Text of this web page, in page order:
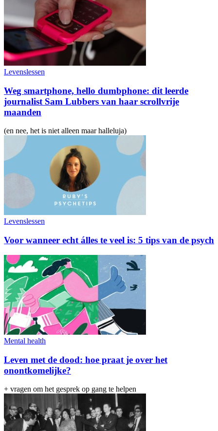
Levenslessen
Weg smartphone, hello dumbphone: dit leerde
journalist Sam Lubbers van haar scrollvrije
maanden
(en nee, het is niet alleen maar halleluja)
Levenslessen
Voor wanneer echt álles te veel is: 5 tips van de psych
Mental health
Leven met de dood: hoe praat je over het
onontkomelijke?
+ vragen om het gesprek op gang te helpen